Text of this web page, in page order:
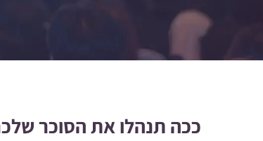
ככה תנהלו את הסוכר